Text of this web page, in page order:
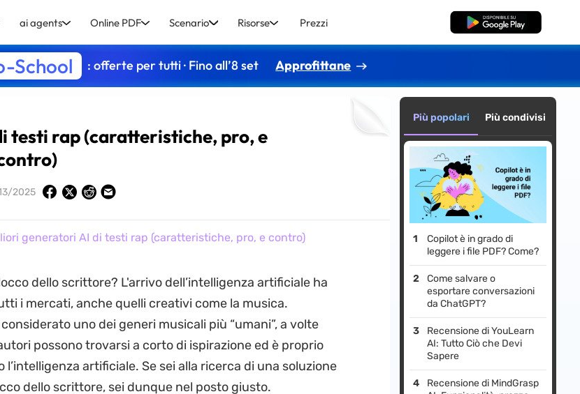
ai agents Online PDF Scenario Risorse Prezzi Download Gratis
School : offerte per tutti · Fino all’8 set Approfittane
testi rap (caratteristiche, pro, e
2025
generatori AI di testi rap (caratteristiche, pro, e contro)
dello scrittore? L'arrivo dell’intelligenza artificiale ha
i mercati, anche quelli creativi come la musica.
uno dei generi musicali più “umani”, a volte
possono trovarsi a corto di ispirazione ed è proprio
l’intelligenza artificiale. Se sei alla ricerca di una soluzione
dello scrittore, sei dunque nel posto giusto.
Più popolari Più condivisi
Copilot è in grado di
leggere i file PDF? Come?
Come salvare o
esportare conversazioni
da ChatGPT?
Recensione di YouLearn
AI: Tutto Ciò che Devi
Sapere
Recensione di MindGrasp